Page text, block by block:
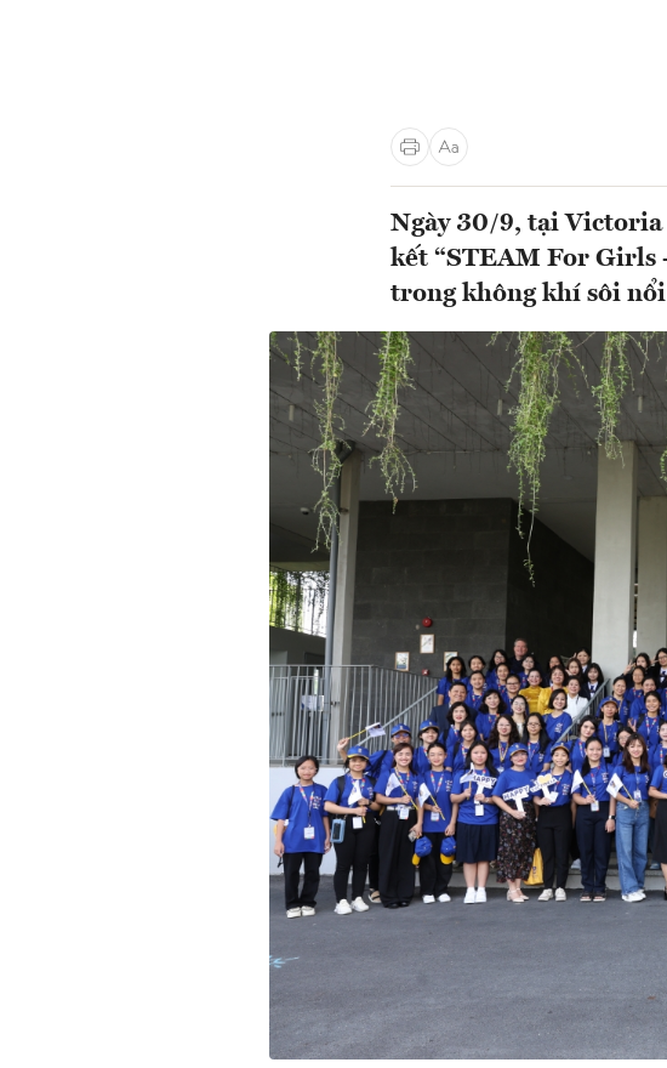
Ngày 30/9, tại Victoria
kết “STEAM For Girls
trong không khí sôi